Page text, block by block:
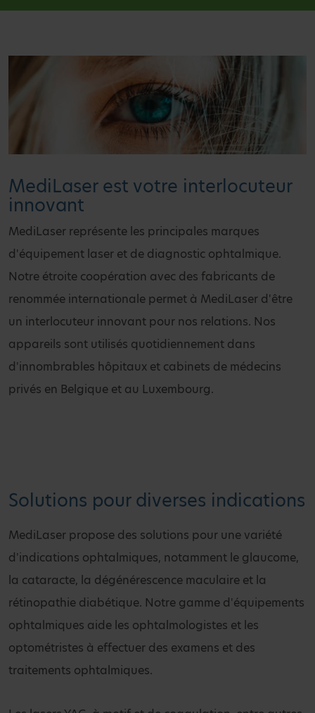
MediLaser est votre interlocuteur
innovant
MediLaser représente les principales marques
d'équipement laser et de diagnostic ophtalmique.
Notre étroite coopération avec des fabricants de
renommée internationale permet à MediLaser d'être
un interlocuteur innovant pour nos relations. Nos
appareils sont utilisés quotidiennement dans
d'innombrables hôpitaux et cabinets de médecins
privés en Belgique et au Luxembourg.
Solutions pour diverses indications
MediLaser propose des solutions pour une variété
d'indications ophtalmiques, notamment le glaucome,
la cataracte, la dégénérescence maculaire et la
rétinopathie diabétique. Notre gamme d'équipements
ophtalmiques aide les ophtalmologistes et les
optométristes à effectuer des examens et des
traitements ophtalmiques.